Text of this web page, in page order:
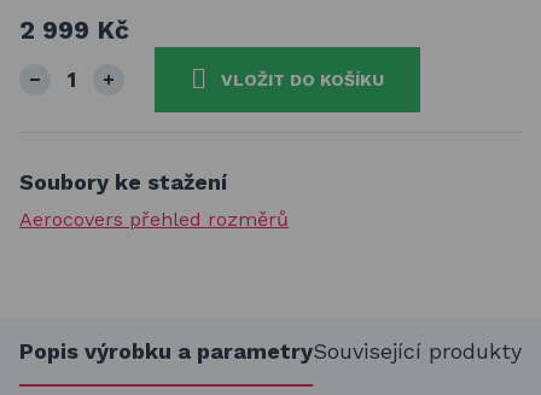
2 999 Kč
VLOŽIT DO KOŠÍKU
Soubory ke stažení
Aerocovers přehled rozměrů
Popis výrobku a parametrySouvisející produkty